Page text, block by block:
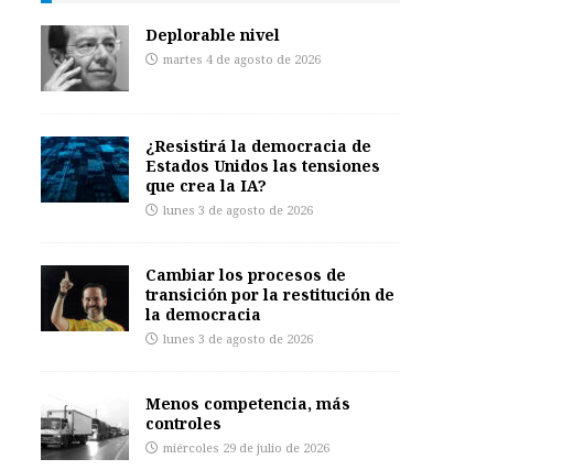
Deplorable nivel
martes 4 de agosto de 2026
¿Resistirá la democracia de
Estados Unidos las tensiones
que crea la IA?
lunes 3 de agosto de 2026
Cambiar los procesos de
transición por la restitución de
la democracia
lunes 3 de agosto de 2026
Menos competencia, más
controles
miércoles 29 de julio de 2026